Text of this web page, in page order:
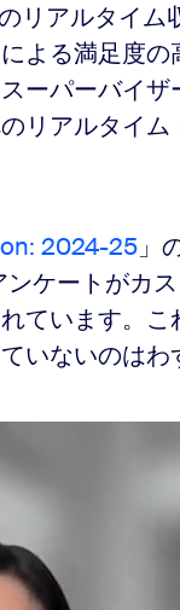
リアルタイム
よる満足度
ーパーバイザ
リアルタイ
2024-25」
ケートがカ
ています。こ
ないのはわ